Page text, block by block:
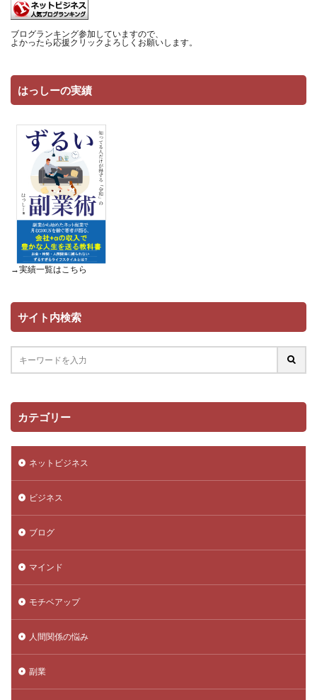
ブログランキング参加していますので、
よかったら応援クリックよろしくお願いします。
はっしーの実績
→実績一覧はこちら
サイト内検索
カテゴリー
ネットビジネス
ビジネス
ブログ
マインド
モチベアップ
人間関係の悩み
副業